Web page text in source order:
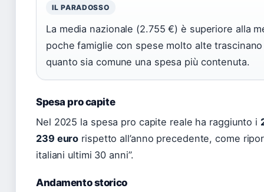
IL PARADOSSO
La media nazionale (2.755 €) è superiore alla
poche famiglie con spese molto alte
quanto sia comune una spesa più contenuta.
Spesa pro capite
Nel 2025 la spesa pro capite reale ha raggiunto i
239 euro rispetto all’anno precedente, come
italiani ultimi 30 anni”.
Andamento storico